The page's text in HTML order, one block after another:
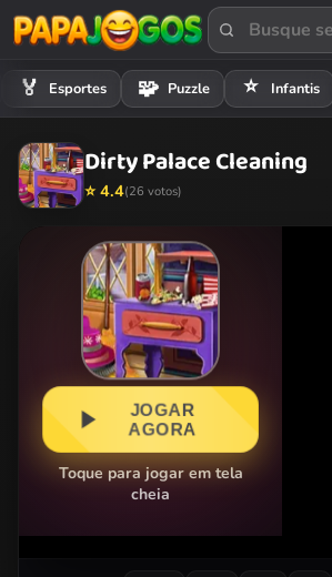
🏅 Esportes 🧩 Puzzle ⭐ Infantis
Dirty Palace Cleaning
⭐ 4.4(26 votos)
JOGAR
AGORA
Toque para jogar em tela
cheia